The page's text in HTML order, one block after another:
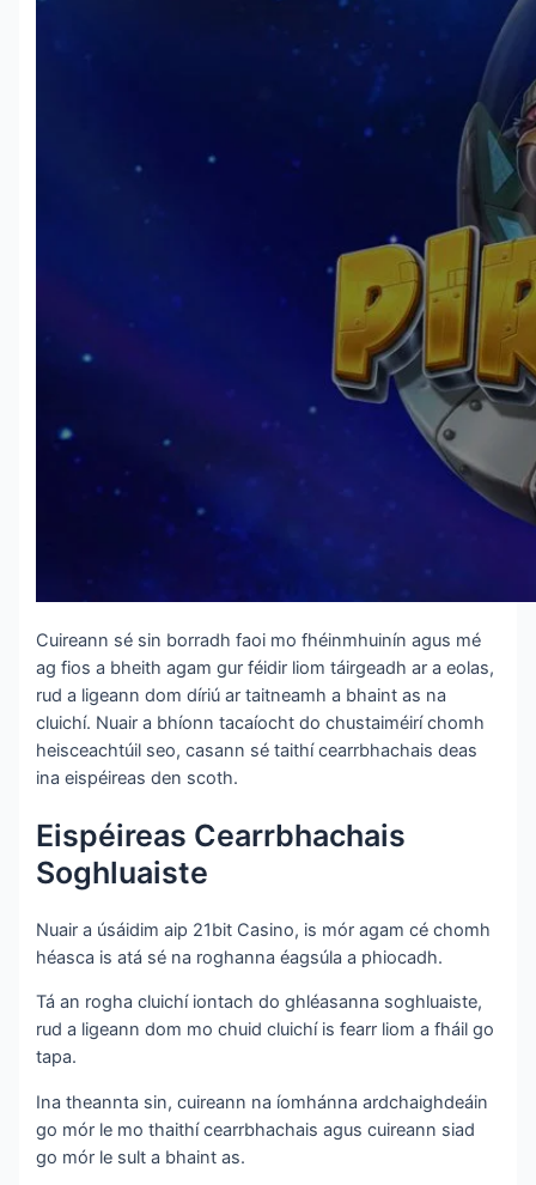
Cuireann sé sin borradh faoi mo fhéinmhuinín agus mé
ag fios a bheith agam gur féidir liom táirgeadh ar a eolas,
rud a ligeann dom díriú ar taitneamh a bhaint as na
cluichí. Nuair a bhíonn tacaíocht do chustaiméirí chomh
heisceachtúil seo, casann sé taithí cearrbhachais deas
ina eispéireas den scoth.
Eispéireas Cearrbhachais
Soghluaiste
Nuair a úsáidim aip 21bit Casino, is mór agam cé chomh
héasca is atá sé na roghanna éagsúla a phiocadh.
Tá an rogha cluichí iontach do ghléasanna soghluaiste,
rud a ligeann dom mo chuid cluichí is fearr liom a fháil go
tapa.
Ina theannta sin, cuireann na íomhánna ardchaighdeáin
go mór le mo thaithí cearrbhachais agus cuireann siad
go mór le sult a bhaint as.